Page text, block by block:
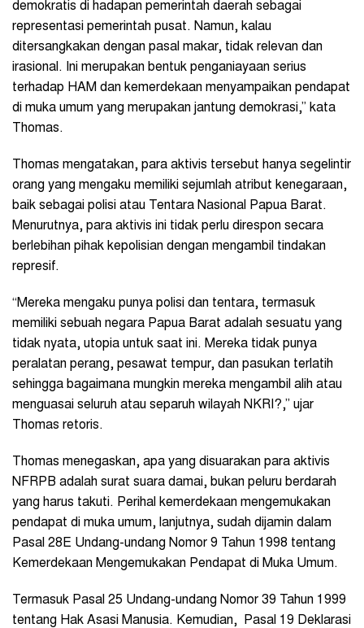
demokratis di hadapan pemerintah daerah sebagai
representasi pemerintah pusat. Namun, kalau
ditersangkakan dengan pasal makar, tidak relevan dan
irasional. Ini merupakan bentuk penganiayaan serius
terhadap HAM dan kemerdekaan menyampaikan pendapat
di muka umum yang merupakan jantung demokrasi,” kata
Thomas.
Thomas mengatakan, para aktivis tersebut hanya segelintir
orang yang mengaku memiliki sejumlah atribut kenegaraan,
baik sebagai polisi atau Tentara Nasional Papua Barat.
Menurutnya, para aktivis ini tidak perlu direspon secara
berlebihan pihak kepolisian dengan mengambil tindakan
represif.
“Mereka mengaku punya polisi dan tentara, termasuk
memiliki sebuah negara Papua Barat adalah sesuatu yang
tidak nyata, utopia untuk saat ini. Mereka tidak punya
peralatan perang, pesawat tempur, dan pasukan terlatih
sehingga bagaimana mungkin mereka mengambil alih atau
menguasai seluruh atau separuh wilayah NKRI?,” ujar
Thomas retoris.
Thomas menegaskan, apa yang disuarakan para aktivis
NFRPB adalah surat suara damai, bukan peluru berdarah
yang harus takuti. Perihal kemerdekaan mengemukakan
pendapat di muka umum, lanjutnya, sudah dijamin dalam
Pasal 28E Undang-undang Nomor 9 Tahun 1998 tentang
Kemerdekaan Mengemukakan Pendapat di Muka Umum.
Termasuk Pasal 25 Undang-undang Nomor 39 Tahun 1999
tentang Hak Asasi Manusia. Kemudian, Pasal 19 Deklarasi